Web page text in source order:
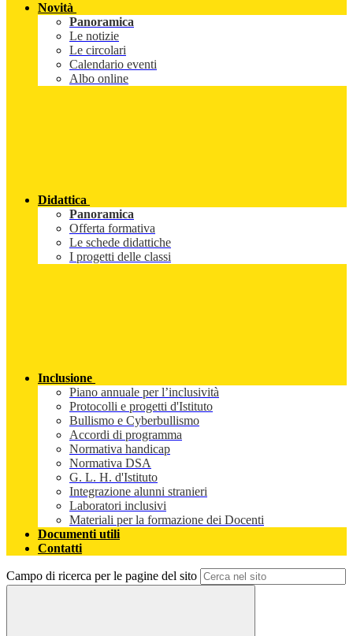
Novità
Panoramica
Le notizie
Le circolari
Calendario eventi
Albo online
Didattica
Panoramica
Offerta formativa
Le schede didattiche
I progetti delle classi
Inclusione
Piano annuale per l’inclusività
Protocolli e progetti d'Istituto
Bullismo e Cyberbullismo
Accordi di programma
Normativa handicap
Normativa DSA
G. L. H. d'Istituto
Integrazione alunni stranieri
Laboratori inclusivi
Materiali per la formazione dei Docenti
Documenti utili
Contatti
Campo di ricerca per le pagine del sito